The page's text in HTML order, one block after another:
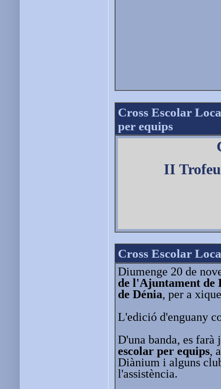
Cross Escolar
per equips
II
Cross Escolar
Diumenge 20 de
de l'Ajuntament de
de Dénia, per a
L'edició d'enguany
D'una banda, es
escolar per equips,
Diànium i alguns
l'assistència.